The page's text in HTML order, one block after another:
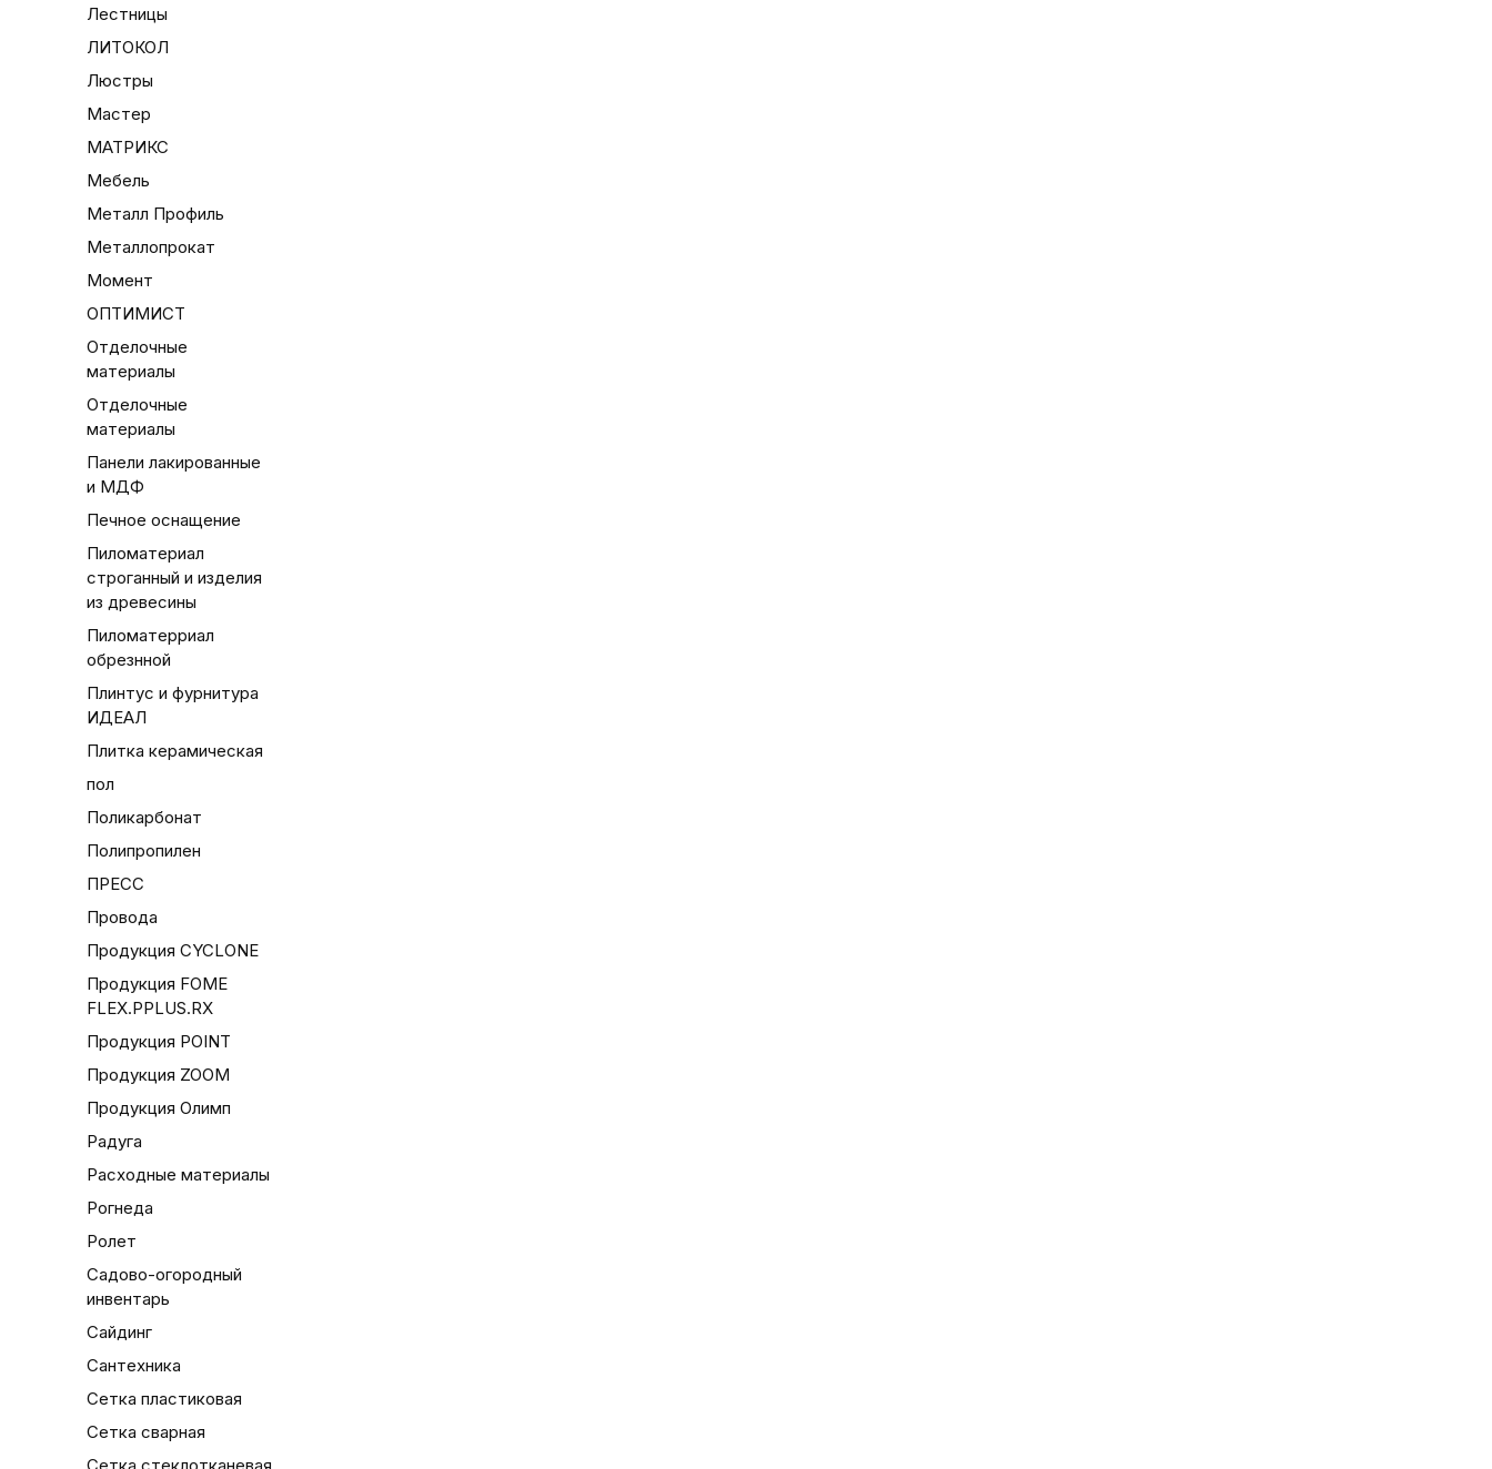
Лестницы
ЛИТОКОЛ
Люстры
Мастер
МАТРИКС
Мебель
Металл Профиль
Металлопрокат
Момент
ОПТИМИСТ
Отделочные
материалы
Отделочные
материалы
Панели лакированные
и МДФ
Печное оснащение
Пиломатериал
строганный и изделия
из древесины
Пиломатерриал
обрезнной
Плинтус и фурнитура
ИДЕАЛ
Плитка керамическая
пол
Поликарбонат
Полипропилен
ПРЕСС
Провода
Продукция CYCLONE
Продукция FOME
FLEX.PPLUS.RX
Продукция POINT
Продукция ZOOM
Продукция Олимп
Радуга
Расходные материалы
Рогнеда
Ролет
Садово-огородный
инвентарь
Сайдинг
Сантехника
Сетка пластиковая
Сетка сварная